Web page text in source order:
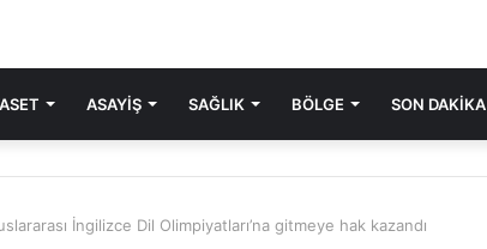
ASAYIŞ SAĞLIK BÖLGE SON DAKIKA
İngilizce Dil Olimpiyatları’na gitmeye hak kazandı